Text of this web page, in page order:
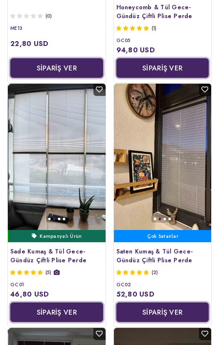
(0)
ME13
22,80 USD
SİPARİŞ VER
Honeycomb & Tül Gece-
Gündüz Çiftli Plise Perde
(1)
GC05
94,80 USD
SİPARİŞ VER
Kargo Bedava Kampanyalı Ürün
Sade Kumaş & Tül Gece-
Gündüz Çiftli Plise Perde
(5)
GC01
46,80 USD
SİPARİŞ VER
Çok Satanlar Sizin İçin Seçtiklerimiz
Saten Kumaş & Tül Gece-
Gündüz Çiftli Plise Perde
(2)
GC02
52,80 USD
SİPARİŞ VER